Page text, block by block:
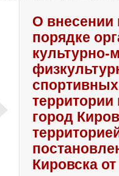
О внесении
порядке
город
Кировска